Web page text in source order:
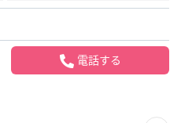
電話する